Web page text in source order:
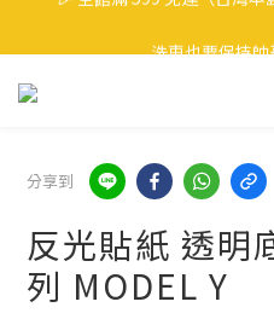
洗車也要保持
領取
分享到
反光貼紙 透明
列 MODEL Y